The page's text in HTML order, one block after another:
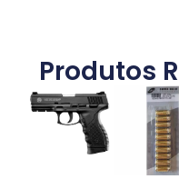
Produtos